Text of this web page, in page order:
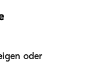
oder